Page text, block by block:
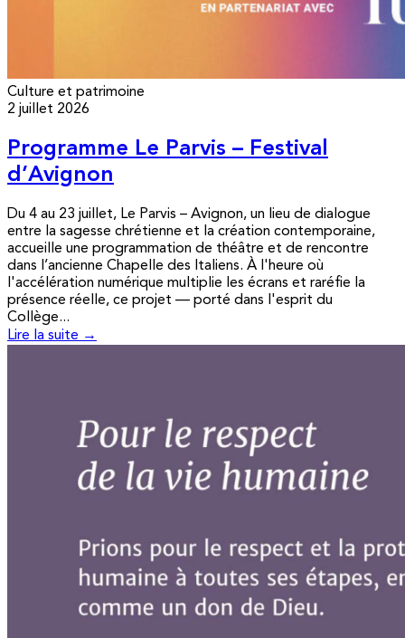
Culture et patrimoine
2 juillet 2026
Programme Le Parvis – Festival
d’Avignon
Du 4 au 23 juillet, Le Parvis – Avignon, un lieu de dialogue
entre la sagesse chrétienne et la création contemporaine,
accueille une programmation de théâtre et de rencontre
dans l’ancienne Chapelle des Italiens. À l'heure où
l'accélération numérique multiplie les écrans et raréfie la
présence réelle, ce projet — porté dans l'esprit du
Collège...
Lire la suite →